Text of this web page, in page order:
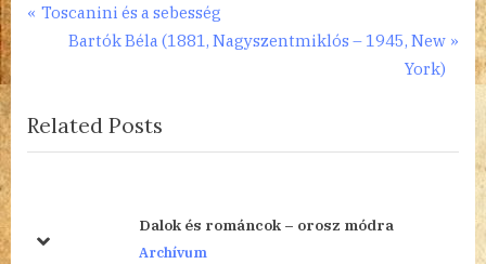
Bejegyzés
P
i
o
P
Toscanini és a sebesség
N
t
P
Bartók Béla (1881, Nagyszentmiklós – 1945, New
York)
Related Posts
Dalok és románcok – orosz módra
Archívum
prev
next